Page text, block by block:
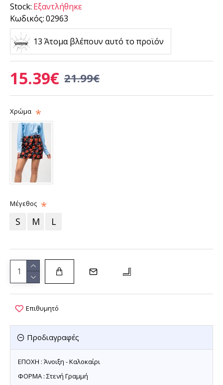
Stock: Εξαντλήθηκε
Κωδικός:02963
13 Άτομα βλέπουν αυτό το προϊόν
15.39€ 21.99€
Χρώμα
Μέγεθος
S M L
Επιθυμητό
Προδιαγραφές
ΕΠΟΧΗ : Άνοιξη - Καλοκαίρι
ΦΟΡΜΑ : Στενή Γραμμή